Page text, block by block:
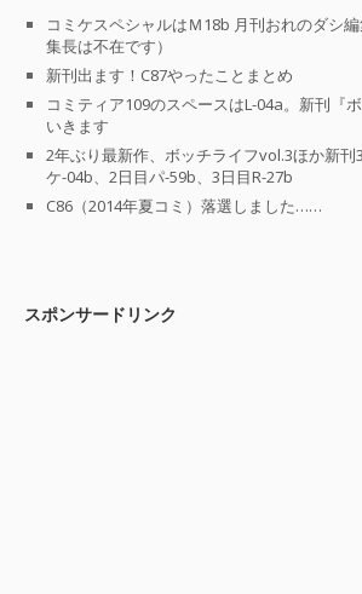
コミケスペシャルはＭ18b 月刊おれのダシ
集長は不在です）
新刊出ます！C87やったことまとめ
コミティア109のスペースはL-04a。新刊『
いきます
2年ぶり最新作、ボッチライフvol.3ほか新刊
ケ-04b、2日目パ-59b、3日目R-27b
C86（2014年夏コミ）落選しました……
スポンサードリンク